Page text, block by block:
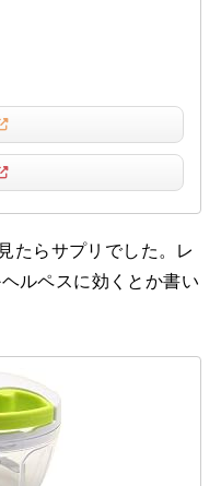
たらサプリでした。レ
ルペスに効くとか書い